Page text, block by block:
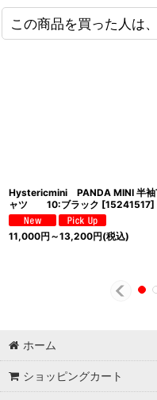
この商品を買った人は
Hystericmini PANDA MINI 半袖
ャツ 10:ブラック [15241517]
11,000円 ～13,200円(税込)
ホーム
ショッピングカート